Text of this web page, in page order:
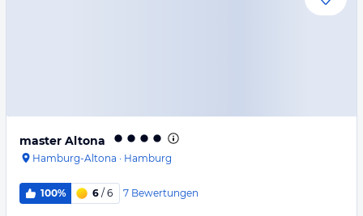
master Altona
Hamburg-Altona · Hamburg
100% 6 / 6 7 Bewertungen